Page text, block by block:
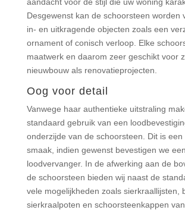
Desgewenst kan de schoorsteen worden
in- en uitkragende objecten zoals een
ornament of conisch verloop. Elke
maatwerk en daarom zeer geschikt voor
nieuwbouw als renovatieprojecten.
Oog voor detail
Vanwege haar authentieke uitstraling
standaard gebruik van een
onderzijde van de schoorsteen. Dit is een
smaak, indien gewenst bevestigen we een
loodvervanger. In de afwerking aan de
de schoorsteen bieden wij naast de
vele mogelijkheden zoals sierkraallijsten,
sierkraalpoten en schoorsteenkappen